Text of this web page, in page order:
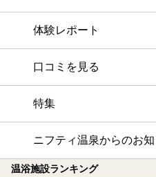
体験レポート
口コミを見る
特集
ニフティ温泉からのお
温浴施設ランキング